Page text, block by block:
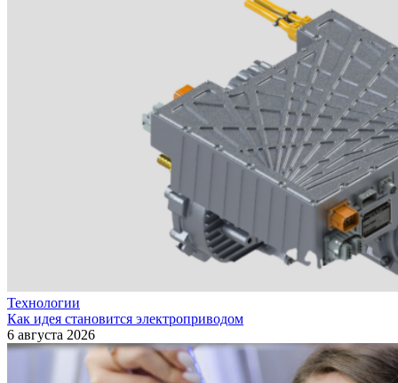
Технологии
Как идея становится электроприводом
6 августа 2026